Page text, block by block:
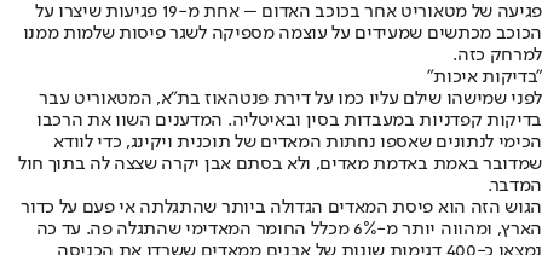
פגיעה של מטאוריט אחר בכוכב האדום – אחת מ-19 פגיעות שיצרו על
הכוכב מכתשים שמעידים על עוצמה מספיקה לשגר פיסות שלמות ממנו
למרחק כזה.
"בדיקות איכות"
לפני שמישהו שילם עליו כמו על דירת פנטהאוז בת”א, המטאוריט עבר
בדיקות קפדניות במעבדות בסין ובאיטליה. המדענים השוו את הרכבו
הכימי לנתונים שאספו נחתות המאדים של תוכנית ויקינג, כדי לוודא
שמדובר באמת באדמת מאדים, ולא בסתם אבן יקרה שצצה לה בתוך חול
המדבר.
הגוש הזה הוא פיסת המאדים הגדולה ביותר שהתגלתה אי פעם על כדור
הארץ, ומהווה יותר מ-6% מכלל החומר המאדימי שהתגלה פה. עד כה